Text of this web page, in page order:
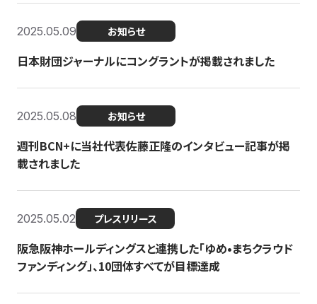
2025.05.09 お知らせ
日本財団ジャーナルにコングラントが掲載されました
2025.05.08 お知らせ
週刊BCN+に当社代表佐藤正隆のインタビュー記事が掲
載されました
2025.05.02 プレスリリース
阪急阪神ホールディングスと連携した「ゆめ•まちクラウド
ファンディング」、10団体すべてが目標達成